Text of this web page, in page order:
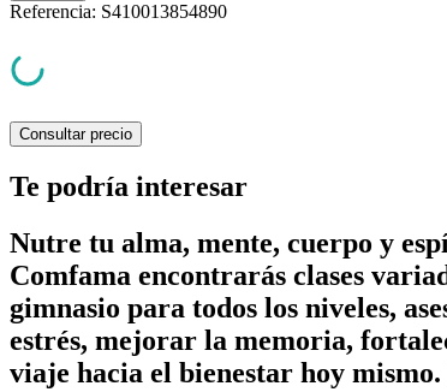
Referencia: S410013854890
Consultar precio
Te podría interesar
Nutre tu alma, mente, cuerpo y
Comfama encontrarás clases
gimnasio para todos los niveles,
estrés, mejorar la memoria,
viaje hacia el bienestar hoy